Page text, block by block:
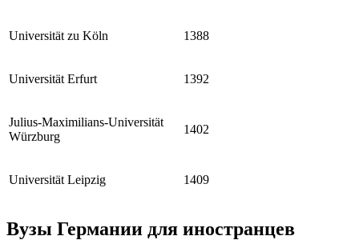
Universität zu Köln 1388
Universität Erfurt 1392
Julius-Maximilians-Universität
Würzburg
1402
Universität Leipzig 1409
Вузы Германии для иностранцев